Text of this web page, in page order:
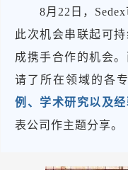
8月22日，
此次机会串联起可
成携手合作的机会
请了所在领域的各
例、学术研究以及经
表公司作主题分享。